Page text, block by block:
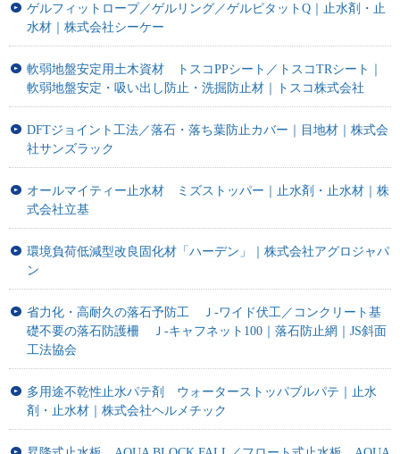
ゲルフィットロープ／ゲルリング／ゲルピタットQ｜止水剤・止
水材｜株式会社シーケー
軟弱地盤安定用土木資材 トスコPPシート／トスコTRシート｜
軟弱地盤安定・吸い出し防止・洗掘防止材｜トスコ株式会社
DFTジョイント工法／落石・落ち葉防止カバー｜目地材｜株式会
社サンズラック
オールマイティー止水材 ミズストッパー｜止水剤・止水材｜株
式会社立基
環境負荷低減型改良固化材「ハーデン」｜株式会社アグロジャパ
ン
省力化・高耐久の落石予防工 Ｊ-ワイド伏工／コンクリート基
礎不要の落石防護柵 Ｊ-キャフネット100｜落石防止網｜JS斜面
工法協会
多用途不乾性止水パテ剤 ウォーターストッパブルパテ｜止水
剤・止水材｜株式会社ヘルメチック